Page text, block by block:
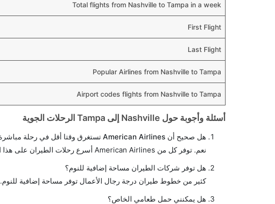
Total flights from Nashville to Tampa in a week
First Flight
Last Flight
Popular Airlines from Nashville to Tampa
Airport codes flights from Nashville to Tampa
أسئلة وأجوبة حول Nashville إلى Tampa الرحلات الجوية
هل صحيح أن American Airlines تستغرق وقتا أقل في رحلة مباشرة من إلىتامبا مما تستغرقه الخطوط الجوية الأخرى؟
نعم. توفر كل من American Airlines أسرع رحلات الطيران على هذا الطريق،
هل توفر شركات الطيران مساحة إضافية للنوم؟
كثير من خطوط طيران درجة رجال الأعمال توفر مساحة إضافية للنوم.
هل يمكنني حمل طعامي الخاص؟